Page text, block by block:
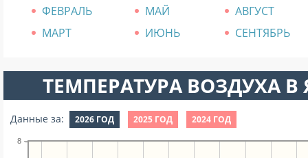
ФЕВРАЛЬ
МАЙ
АВГУСТ
МАРТ
ИЮНЬ СЕНТЯБРЬ
ТЕМПЕРАТУРА ВОЗДУХА В
Данные за: 2026 ГОД 2025 ГОД 2024 ГОД
8